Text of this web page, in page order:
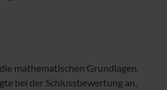
mathematischen Grundlagen.
bei der Schlussbewertung an,